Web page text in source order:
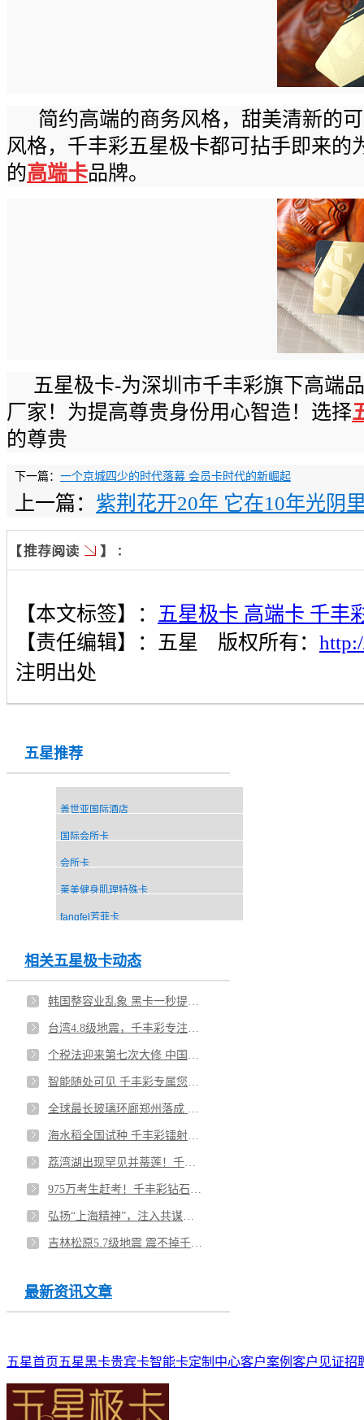
简约高端的商务风格，甜美清新的
风格，千丰彩五星极卡都可拈手即来的
的高端卡品牌。
五星极卡-为深圳市千丰彩旗下高端
厂家！为提高尊贵身份用心智造！选择
的尊贵
下一篇： 一个京城四少的时代落幕 会员卡时代的新崛起
上一篇： 紫荆花开20年 它在10年光阴
【本文标签】：
五星极卡 高端卡 千丰
【责任编辑】：
五星 版权所有：
注明出处
五星推荐
盖世亚国际酒店
国际会所卡
会所卡
莱美健身肌理特殊卡
fangfel芳菲卡
相关五星极卡动态
最新资讯文章
五星首页五星黑卡贵宾卡智能卡定制中心客户案例 客户见证招